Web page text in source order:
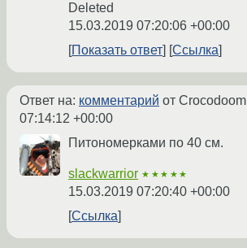
Deleted
15.03.2019 07:20:06 +00:00
Показать ответ
Ссылка
Ответ на: комментарий от Crocodoom
07:14:12 +00:00
Питономерками по 40 см.
slackwarrior ★★★★★
15.03.2019 07:20:40 +00:00
Ссылка